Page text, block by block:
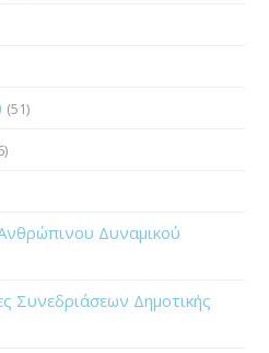
(51)
Δυναμικού
Συνεδριάσεων Δημοτικής